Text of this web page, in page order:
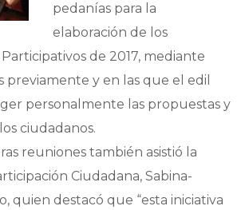
pedanías para la
elaboración de los
de 2017, mediante
previamente y en las que el edil
personalmente las propuestas y
ciudadanos.
reuniones también asistió la
Ciudadana, Sabina-
quien destacó que “esta iniciativa